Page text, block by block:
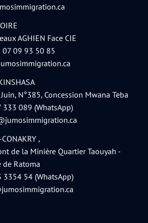
AGHIEN Face CIE
07 09 93 50 85
N°385, Concession Mwana Teba
333 089 (WhatsApp)
,
de la Minière Quartier Taouyah -
de Ratoma
3354 54 (WhatsApp)